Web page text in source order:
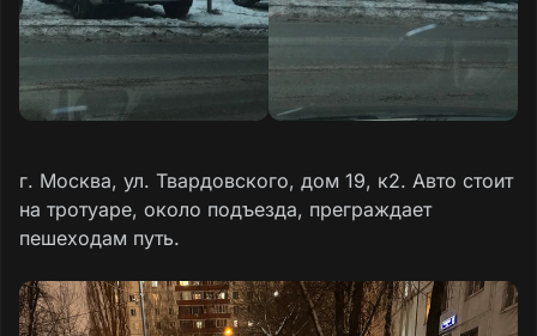
г. Москва, ул. Твардовского, дом 19, к2. Авто стоит
на тротуаре, около подъезда, преграждает
пешеходам путь.